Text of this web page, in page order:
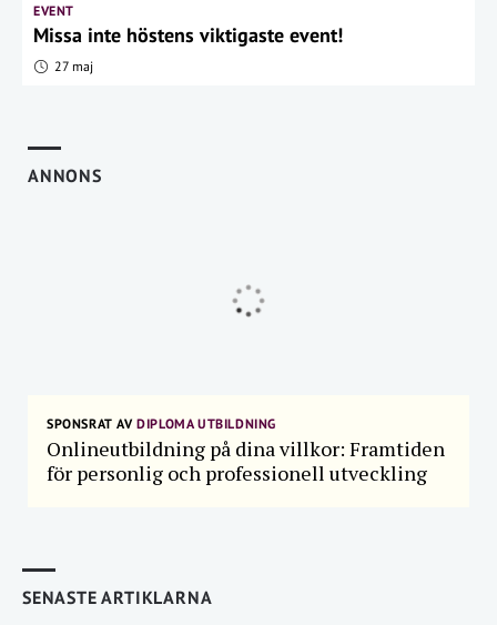
EVENT
Missa inte höstens viktigaste event!
27 maj
ANNONS
SPONSRAT AVDIPLOMA UTBILDNING
Onlineutbildning på dina villkor: Framtiden
för personlig och professionell utveckling
SENASTE ARTIKLARNA